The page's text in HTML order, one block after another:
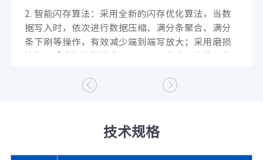
2. 智能闪存算法：采用全新的闪存优化算法，当数
据写入时，依次进行数据压缩、满分条聚合、满分
条下刷等操作，有效减少端到端写放大；采用磨损
均衡、反磨损均衡技术，保证SSD盘片平均使用寿
垃圾回收技术，避免局部范围内进行垃圾数据回收
存，支持JBOD和JBOF混合使用，使客户的存储资
 
技术规格